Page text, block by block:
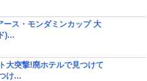
ース・モンダミンカップ 大
)...
大突撃!廃ホテルで見つけて
け...